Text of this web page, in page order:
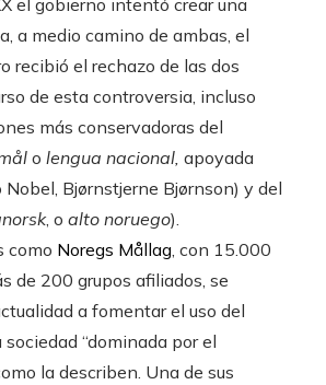
el gobierno intentó crear una
a medio camino de ambas, el
recibió el rechazo de las dos
de esta controversia, incluso
más conservadoras del
o lengua nacional, apoyada
Bjørnstjerne Bjørnson) y del
, o alto noruego).
como Noregs Mållag, con 15.000
de 200 grupos afiliados, se
a fomentar el uso del
“dominada por el
la describen. Una de sus